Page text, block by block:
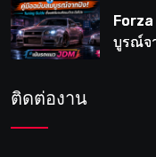
บูรณ์จ
ติดต่องาน